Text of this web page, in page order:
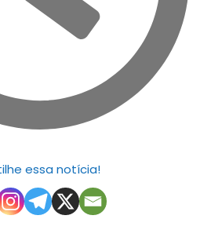
essa notícia!